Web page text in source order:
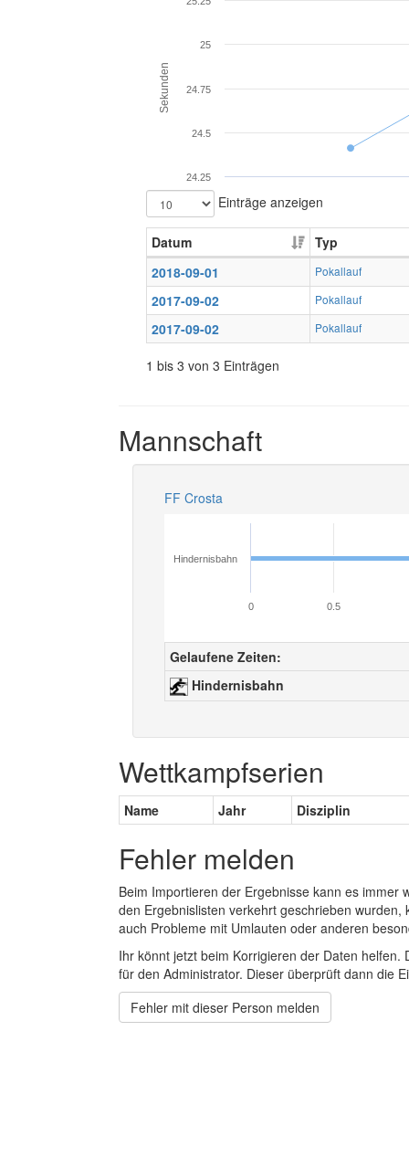
Sekunden
24.25
24.5
24.75
25
Einträge anzeigen
Datum
Typ
2018-09-01
Pokallauf
2017-09-02 Pokallauf
2017-09-02 Pokallauf
1 bis 3 von 3 Einträgen
Mannschaft
FF Crosta
Hindernisbahn
0 0.5
Gelaufene Zeiten:
Hindernisbahn
Wettkampfserien
Name Jahr Disziplin
Fehler melden
Beim Importieren der Ergebnisse kann es
den Ergebnislisten verkehrt geschrieben
auch Probleme mit Umlauten oder anderen
Ihr könnt jetzt beim Korrigieren der Daten
für den Administrator. Dieser überprüft dann die
Fehler mit dieser Person melden